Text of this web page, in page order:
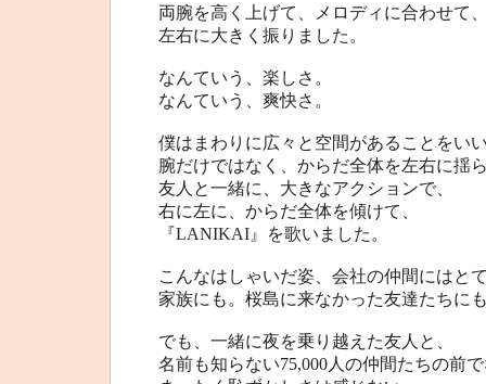
両腕を高く上げて、メロディに合わせて
左右に大きく振りました。
なんていう、楽しさ。
なんていう、爽快さ。
僕はまわりに広々と空間があることをい
腕だけではなく、からだ全体を左右に揺
友人と一緒に、大きなアクションで、
右に左に、からだ全体を傾けて、
『LANIKAI』を歌いました。
こんなはしゃいだ姿、会社の仲間にはと
家族にも。桜島に来なかった友達たちに
でも、一緒に夜を乗り越えた友人と、
名前も知らない75,000人の仲間たちの前